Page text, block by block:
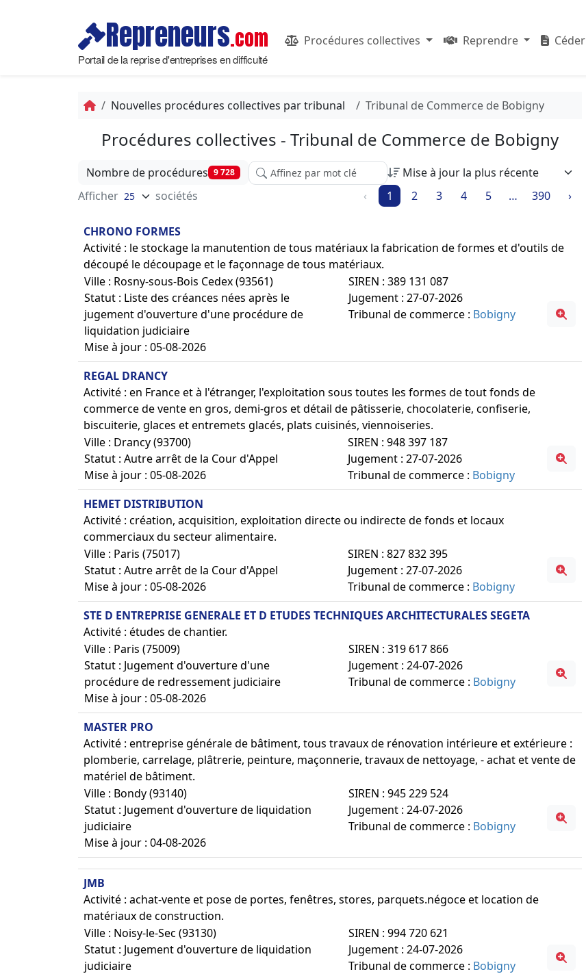
Repreneurs.com
Portail de la reprise d'entreprises en difficulté
Procédures collectives Reprendre Céder
Nouvelles procédures collectives par tribunal Tribunal de Commerce de Bobigny
Procédures collectives - Tribunal de Commerce de Bobigny
Nombre de procédures 9 728
Affinez votre recherche parmi les résultats :
Afficher
sociétés ‹ 1 2 3 4 5 … 390 ›
CHRONO FORMES
Activité : le stockage la manutention de tous matériaux la fabrication de formes et d'outils de
découpé le découpage et le façonnage de tous matériaux.
Ville : Rosny-sous-Bois Cedex (93561)
Statut : Liste des créances nées après le
jugement d'ouverture d'une procédure de
liquidation judiciaire
Mise à jour : 05-08-2026
SIREN : 389 131 087
Jugement : 27-07-2026
Tribunal de commerce : Bobigny
REGAL DRANCY
Activité : en France et à l'étranger, l'exploitation sous toutes les formes de tout fonds de
commerce de vente en gros, demi-gros et détail de pâtisserie, chocolaterie, confiserie,
biscuiterie, glaces et entremets glacés, plats cuisinés, viennoiseries.
Ville : Drancy (93700)
Statut : Autre arrêt de la Cour d'Appel
Mise à jour : 05-08-2026
SIREN : 948 397 187
Jugement : 27-07-2026
Tribunal de commerce : Bobigny
HEMET DISTRIBUTION
Activité : création, acquisition, exploitation directe ou indirecte de fonds et locaux
commerciaux du secteur alimentaire.
Ville : Paris (75017)
Statut : Autre arrêt de la Cour d'Appel
Mise à jour : 05-08-2026
SIREN : 827 832 395
Jugement : 27-07-2026
Tribunal de commerce : Bobigny
STE D ENTREPRISE GENERALE ET D ETUDES TECHNIQUES ARCHITECTURALES SEGETA
Activité : études de chantier.
Ville : Paris (75009)
Statut : Jugement d'ouverture d'une
procédure de redressement judiciaire
Mise à jour : 05-08-2026
SIREN : 319 617 866
Jugement : 24-07-2026
Tribunal de commerce : Bobigny
MASTER PRO
Activité : entreprise générale de bâtiment, tous travaux de rénovation intérieure et extérieure :
plomberie, carrelage, plâtrerie, peinture, maçonnerie, travaux de nettoyage, - achat et vente de
matériel de bâtiment.
Ville : Bondy (93140)
Statut : Jugement d'ouverture de liquidation
judiciaire
Mise à jour : 04-08-2026
SIREN : 945 229 524
Jugement : 24-07-2026
Tribunal de commerce : Bobigny
JMB
Activité : achat-vente et pose de portes, fenêtres, stores, parquets.négoce et location de
matériaux de construction.
Ville : Noisy-le-Sec (93130)
Statut : Jugement d'ouverture de liquidation
judiciaire
SIREN : 994 720 621
Jugement : 24-07-2026
Tribunal de commerce : Bobigny